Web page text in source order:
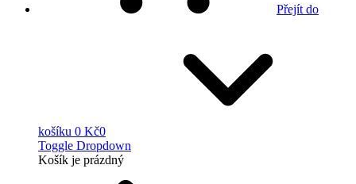
Přejít do
košíku 0 Kč0
Toggle Dropdown
Košík je prázdný